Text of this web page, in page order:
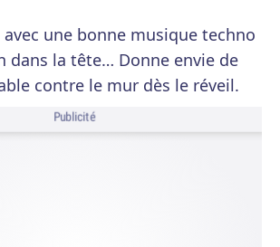
une bonne musique techno
dans la tête… Donne envie de
contre le mur dès le réveil.
Publicité